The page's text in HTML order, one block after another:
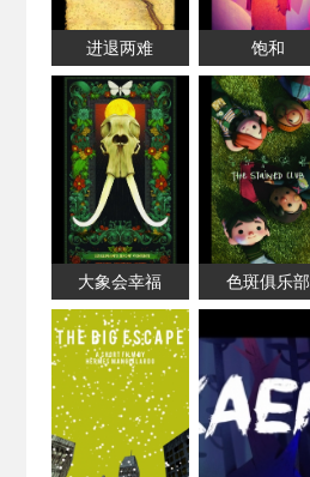
进退两难 饱和
大象会幸福 色斑俱乐部